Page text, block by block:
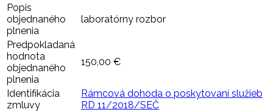
Popis
objednaného
plnenia
laboratórny rozbor
Predpokladaná
hodnota
objednaného
plnenia
150,00 €
Identifikácia
zmluvy
Rámcová dohoda o poskytovaní služieb
RD 11/2018/SEČ